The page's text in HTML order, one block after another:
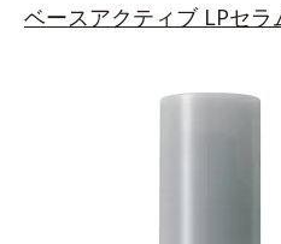
ベースアクティブ LPセラ